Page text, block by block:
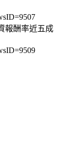
報酬率近五成